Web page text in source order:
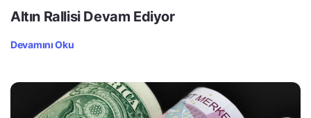
Altın Rallisi Devam Ediyor
Devamını Oku